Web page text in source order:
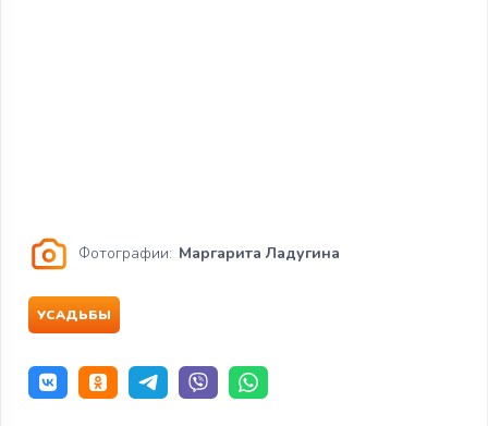
Фотографии: Маргарита Ладугина
УСАДЬБЫ